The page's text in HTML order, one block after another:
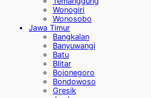
Wonogiri
Wonosobo
Jawa Timur
Bangkalan
Banyuwangi
Batu
Blitar
Bojonegoro
Bondowoso
Gresik